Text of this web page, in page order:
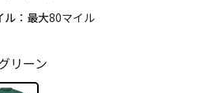
ル：最大80マイル
リーン